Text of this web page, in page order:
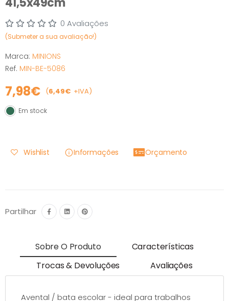
0 Avaliações
(Submeter a sua avaliação!)
Marca: MINIONS
Ref. MIN-BE-5086
7,98€ (6,49€ +IVA)
Em stock
Em stock
Wishlist Informações Orçamento
Partilhar
Sobre O Produto
Características
Trocas & Devoluções
Avaliações
Avental / bata escolar - ideal para trabalhos